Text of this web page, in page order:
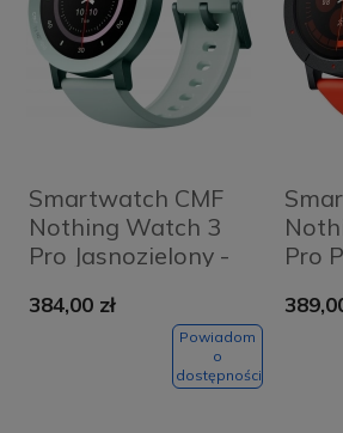
Smartwatch CMF
Nothing Watch 3
Pro Jasnozielony -
384,00 zł
Powiadom
o
dostępności
Pro